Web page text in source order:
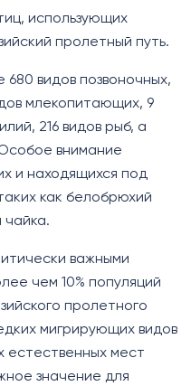
использующих
пролетный путь.
видов позвоночных,
млекопитающих, 9
216 видов рыб, а
внимание
и находящихся под
как белобрюхий
чайка.
важными
чем 10% популяций
пролетного
мигрирующих видов
естественных мест
значение для